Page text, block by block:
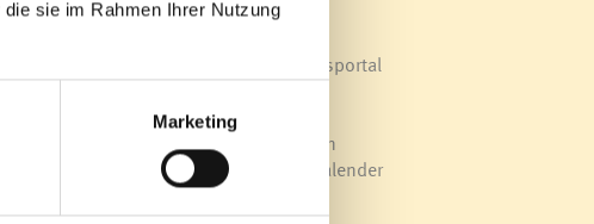
sie im Rahmen Ihrer Nutzung
Marketing
20
und der
wird der
Schnellzugriff
Veröffentlichungsportal
Ortsplan
Bürgermeldungen
Veranstaltungskalender
Mediathek